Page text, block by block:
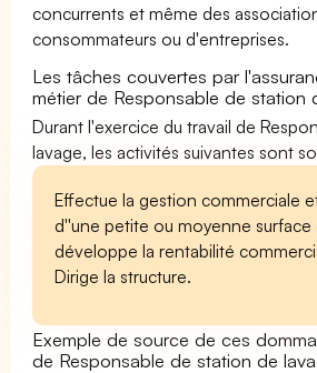
concurrents et même des
consommateurs ou d'entreprises.
Les tâches couvertes par
métier de Responsable de station
Durant l'exercice du travail de
lavage, les activités suivantes sont
Effectue la gestion commerciale
d''une petite ou moyenne
développe la rentabilité
Dirige la structure.
Exemple de source de ces
de Responsable de station de